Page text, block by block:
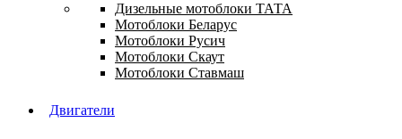
Дизельные мотоблоки ТАТА
Мотоблоки Беларус
Мотоблоки Русич
Мотоблоки Скаут
Мотоблоки Ставмаш
Двигатели